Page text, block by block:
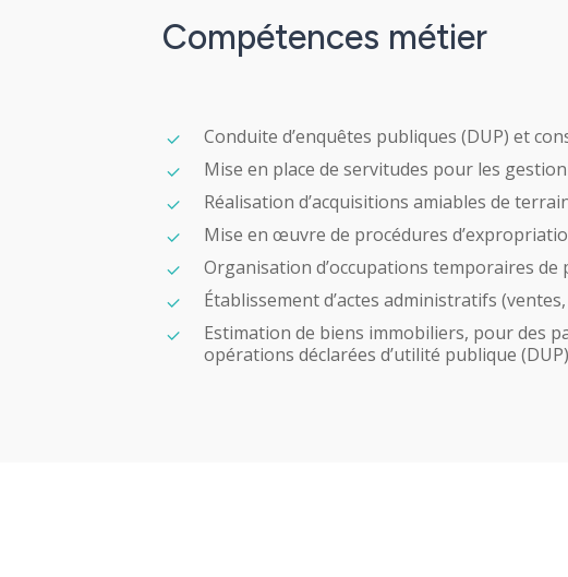
Compétences métier
Conduite d’enquêtes publiques (DUP) et
Mise en place de servitudes pour les
Réalisation d’acquisitions amiables de
Mise en œuvre de procédures
Organisation d’occupations temporaires
Établissement d’actes administratifs
Estimation de biens immobiliers, pour des
opérations déclarées d’utilité publique (DUP)